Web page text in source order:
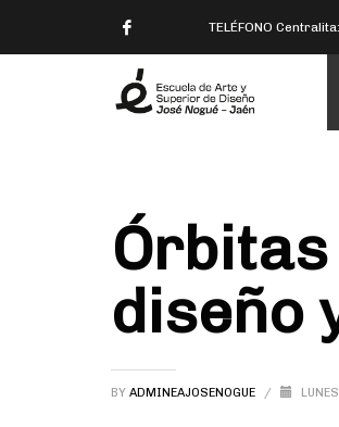
TELÉFONO Centralita:
Órbitas
diseño
BY ADMINEAJOSENOGUE /